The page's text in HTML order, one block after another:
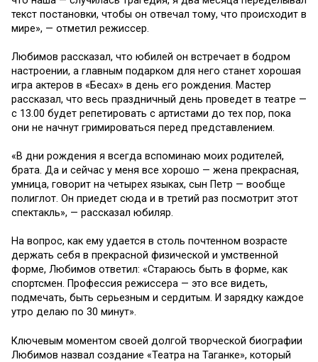
текст постановки, чтобы он отвечал тому, что происходит в
мире», — отметил режиссер.
Любимов рассказал, что юбилей он встречает в бодром
настроении, а главным подарком для него станет хорошая
игра актеров в «Бесах» в день его рождения. Мастер
рассказал, что весь праздничный день проведет в театре —
с 13.00 будет репетировать с артистами до тех пор, пока
они не начнут гримироваться перед представлением.
«В дни рождения я всегда вспоминаю моих родителей,
брата. Да и сейчас у меня все хорошо — жена прекрасная,
умница, говорит на четырех языках, сын Петр — вообще
полиглот. Он приедет сюда и в третий раз посмотрит этот
спектакль», — рассказал юбиляр.
На вопрос, как ему удается в столь почтенном возрасте
держать себя в прекрасной физической и умственной
форме, Любимов ответил: «Стараюсь быть в форме, как
спортсмен. Профессия режиссера — это все видеть,
подмечать, быть серьезным и сердитым. И зарядку каждое
утро делаю по 30 минут».
Ключевым моментом своей долгой творческой биографии
Любимов назвал создание «Театра на Таганке», который